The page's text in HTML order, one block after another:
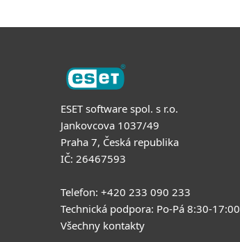
ESET software spol. s r.o.
Jankovcova 1037/49
Praha 7, Česká republika
IČ: 26467593
Telefon: +420 233 090 233
Technická podpora: Po-Pá 8:30-17:00
Všechny kontakty